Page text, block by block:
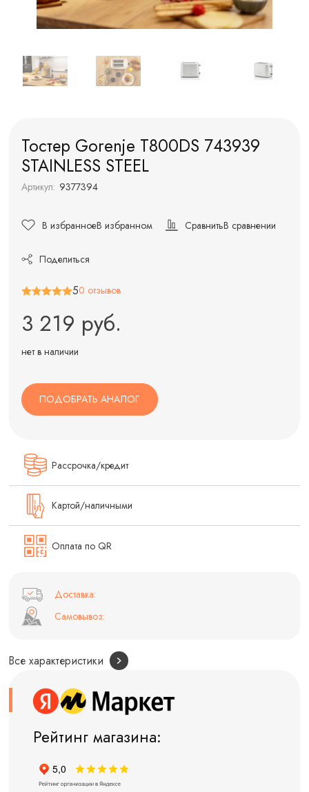
Тостер Gorenje T800DS 743939
STAINLESS STEEL
Артикул: 9377394
В избранноеВ избранном СравнитьВ сравнении
Поделиться
50 отзывов
3 219 руб.
нет в наличии
ПОДОБРАТЬ АНАЛОГ
Рассрочка/кредит
Картой/наличными
Оплата по QR
Доставка:
Самовывоз:
Все характеристики
Рейтинг магазина: